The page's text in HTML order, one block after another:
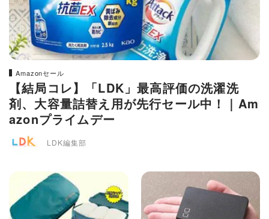
Amazonセール
【結局コレ】「LDK」最高評価の洗濯洗
剤、大容量詰替え用が先行セール中！｜Am
azonプライムデー
LDK編集部